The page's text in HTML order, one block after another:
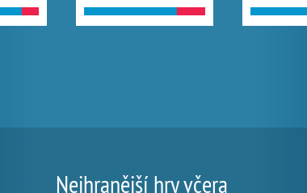
Nejhranější hry včera